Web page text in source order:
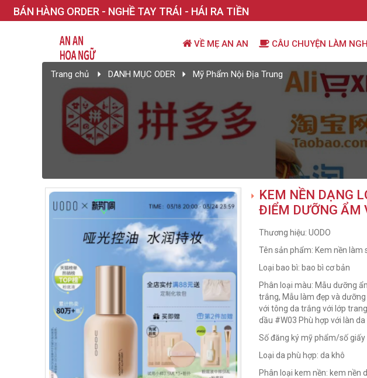
BÁN HÀNG ORDER - NGHỀ TAY TRÁI - HÁI RA TIỀN
VỀ MẸ AN AN CÂU CHUYỆN LÀM
Trang chủ DANH MỤC ODER Mỹ Phẩm Nội Địa Trung
KEM NỀN DẠNG
ĐIỂM DƯỠNG ẨM
Thương hiệu: UODO
Tên sản phẩm: Kem nền làm
Loại bao bì: bao bì cơ bản
Phân loại màu: Mẫu dưỡng
trắng, Mẫu làm đẹp và
với tông da trắng với lớp
dầu #W03 Phù hợp với làn
Số đăng ký mỹ phẩm/số
Loại da phù hợp: da khô
Phân loại kem nền: kem nền